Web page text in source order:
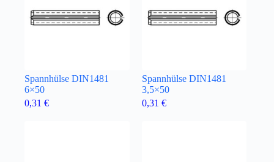
Spannhülse DIN1481
6×50
0,31 €
Spannhülse DIN1481
3,5×50
0,31 €